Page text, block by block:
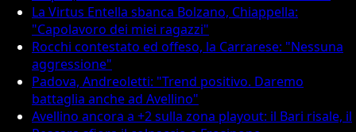
La Virtus Entella sbanca Bolzano, Chiappella:
"Capolavoro dei miei ragazzi"
Rocchi contestato ed offeso, la Carrarese: "Nessuna
aggressione"
Padova, Andreoletti: "Trend positivo. Daremo
battaglia anche ad Avellino"
Avellino ancora a +2 sulla zona playout: il Bari risale, il